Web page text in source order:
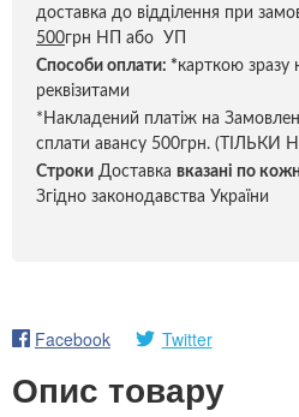
доставка до відділення при
500грн НП або УП
Способи оплати: *карткою зразу
реквізитами
*Накладений платіж на
сплати авансу 500грн.
Строки Доставка вказані по
Згідно законодавства України
Facebook Twitter
Опис товару